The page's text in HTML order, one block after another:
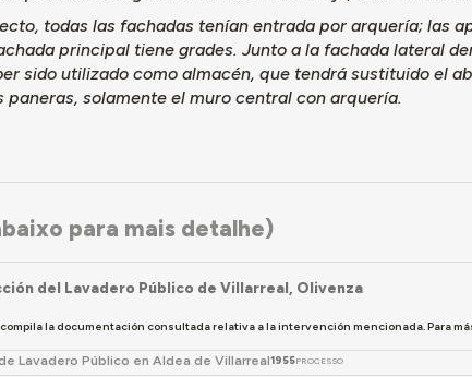
todas las fachadas tenían entrada por arquería; las
principal tiene grades. Junto a la fachada lateral
sido utilizado como almacén, que tendrá sustituido el
paneras, solamente el muro central con arquería.
para mais detalhe)
del Lavadero Público de Villarreal, Olivenza
la documentación consultada relativa a la intervención mencionada. Para
Lavadero Público en Aldea de Villarreal1955PROCESSO